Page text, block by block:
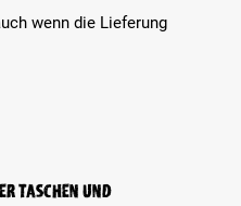
wenn die Lieferung
Taschen und